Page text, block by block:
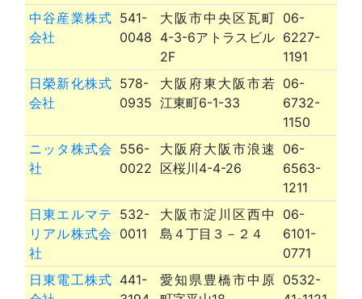
中谷産業株式
会社
541-
0048
大阪市中央区瓦町
4-3-6アトラスビル
2F
06-
6227-
1191
日榮新化株式
会社
578-
0935
大阪府東大阪市若
江東町6-1-33
06-
6732-
1150
ニッタ株式会
社
556-
0022
大阪府大阪市浪速
区桜川4-4-26
06-
6563-
1211
日東エルマテ
リアル株式会
社
532-
0011
大阪市淀川区西中
島４丁目３－２４
06-
6101-
0771
日東電工株式 441-
愛知県豊橋市中原 0532-